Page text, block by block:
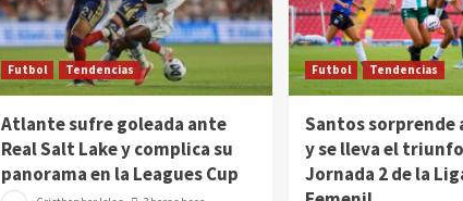
Futbol Tendencias
Atlante sufre goleada ante
Real Salt Lake y complica su
panorama en la Leagues Cup
Futbol Tendencias
Santos sorprende
y se lleva el
Jornada 2 de la